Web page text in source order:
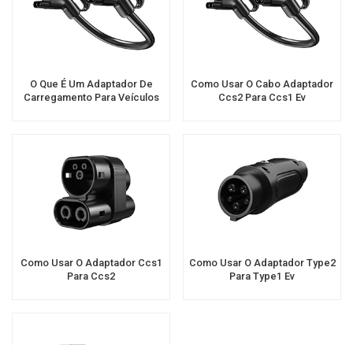
O Que É Um Adaptador De
Carregamento Para Veículos
Como Usar O Cabo Adaptador
Ccs2 Para Ccs1 Ev
Como Usar O Adaptador Ccs1
Para Ccs2
Como Usar O Adaptador Type2
Para Type1 Ev